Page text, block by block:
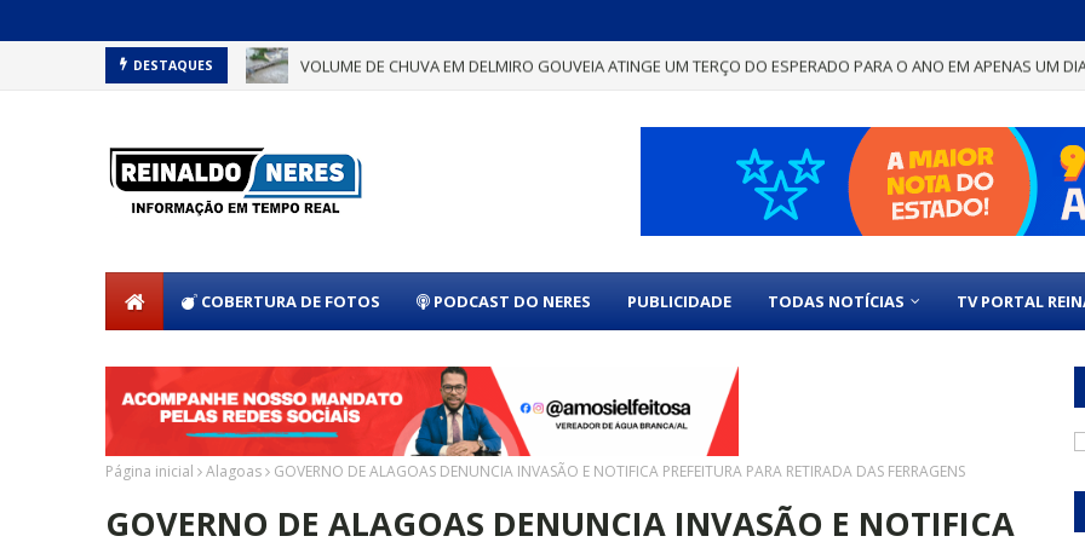
DESTAQUES VOLUME DE CHUVA EM DELMIRO GOUVEIA ATINGE UM TERÇO DO ESPERADO PARA O ANO EM APENAS UM
COBERTURA DE FOTOS PODCAST DO NERES PUBLICIDADE TODAS NOTÍCIAS TV PORTAL
Página inicial Alagoas GOVERNO DE ALAGOAS DENUNCIA INVASÃO E NOTIFICA PREFEITURA PARA RETIRADA DAS FERRAGENS
GOVERNO DE ALAGOAS DENUNCIA INVASÃO E NOTIFICA